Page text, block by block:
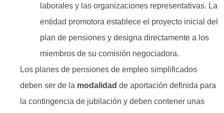
laborales y las organizaciones representativas. La
entidad promotora establece el proyecto inicial del
plan de pensiones y designa directamente a los
miembros de su comisión negociadora.
Los planes de pensiones de empleo simplificados
deben ser de la modalidad de aportación definida para
la contingencia de jubilación y deben contener unas